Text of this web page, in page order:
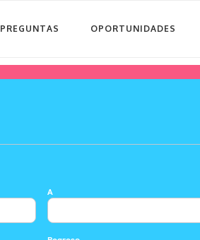
PREGUNTAS OPORTUNIDADES